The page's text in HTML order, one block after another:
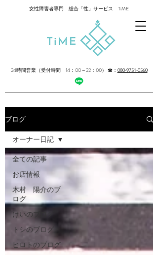
女性障害者専門 総合「性」サービス TiME
24時間営業（受付時間 14：00～22：00） ☎： 080-9751-0560
ブログ
全ての記事
お店情報
木村 陽介のブ
ログ
けいのブログ
トシのブログ
ヒロトのブログ
オーナー日記